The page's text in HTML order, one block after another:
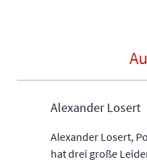
Alexander Losert
Alexander Losert,
hat drei große